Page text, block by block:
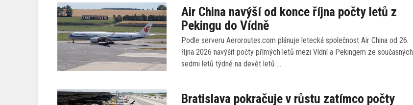
Air China navýší od konce října počty letů z
Pekingu do Vídně
Podle serveru Aeroroutes.com plánuje letecká společnost Air China od 26.
října 2026 navýšit počty přímých letů mezi Vídní a Pekingem ze současných
sedmi letů týdně na devět letů …
Bratislava pokračuje v růstu zatímco počty